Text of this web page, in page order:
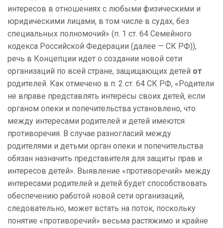
интересов в отношениях с любыми физическими и
юридическими лицами, в том числе в судах, без
специальных полномочий» (п. 1 ст. 64 Семейного
кодекса Российской Федерации (далее — СК РФ)),
речь в Концепции идет о создании новой сети
организаций по всей стране, защищающих детей от
родителей. Как отмечено в п. 2 ст. 64 СК РФ, «Родители
не вправе представлять интересы своих детей, если
органом опеки и попечительства установлено, что
между интересами родителей и детей имеются
противоречия. В случае разногласий между
родителями и детьми орган опеки и попечительства
обязан назначить представителя для защиты прав и
интересов детей». Выявление «противоречий» между
интересами родителей и детей будет способствовать
обеспечению работой новой сети организаций,
следовательно, может встать на поток, поскольку
понятие «противоречий» весьма растяжимо и крайне